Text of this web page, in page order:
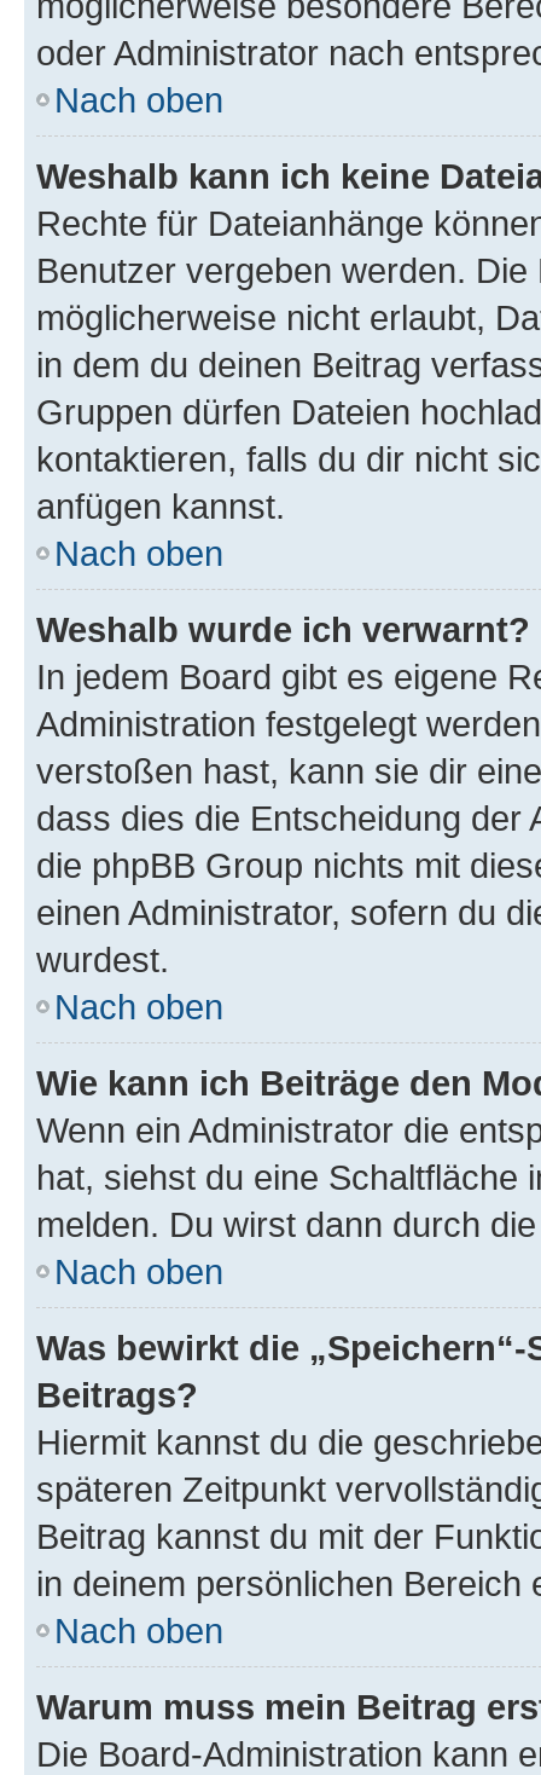
oder Administrator nach
Nach oben
Weshalb kann ich keine
Rechte für Dateianhänge
Benutzer vergeben werden.
möglicherweise nicht erlaubt,
in dem du deinen Beitrag
Gruppen dürfen Dateien
kontaktieren, falls du dir nicht
anfügen kannst.
Nach oben
Weshalb wurde ich verwarnt?
In jedem Board gibt es eigene
Administration festgelegt
verstoßen hast, kann sie dir
dass dies die Entscheidung der
die phpBB Group nichts mit
einen Administrator, sofern du
wurdest.
Nach oben
Wie kann ich Beiträge den
Wenn ein Administrator die
hat, siehst du eine Schaltfläche
melden. Du wirst dann durch
Nach oben
Was bewirkt die
Beitrags?
Hiermit kannst du die
späteren Zeitpunkt
Beitrag kannst du mit der
in deinem persönlichen Bereich
Nach oben
Warum muss mein Beitrag
Die Board-Administration kann